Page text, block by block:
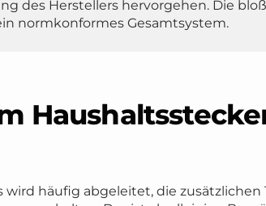
des Herstellers hervorgehen. Die
normkonformes Gesamtsystem.
häufig abgeleitet, die zusätzlichen